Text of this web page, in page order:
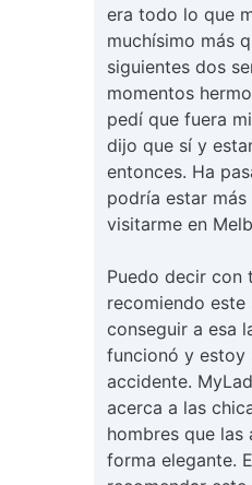
era todo lo que
muchísimo más
siguientes dos
momentos
pedí que fuera
dijo que sí y
entonces. Ha
podría estar
visitarme en
Puedo decir con
recomiendo
conseguir a esa
funcionó y estoy
accidente.
acerca a las
hombres que las
forma elegante.